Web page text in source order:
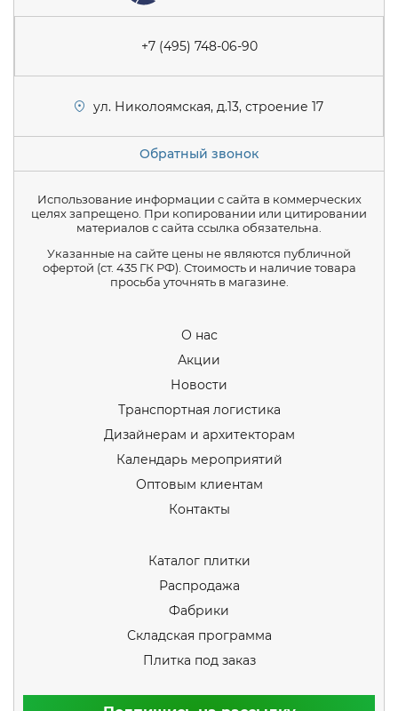
+7 (495) 748-06-90
ул. Николоямская, д.13, строение 17
Обратный звонок
Использование информации с сайта в коммерческих
целях запрещено. При копировании или цитировании
материалов с сайта ссылка обязательна.
Указанные на сайте цены не являются публичной
офертой (ст. 435 ГК РФ). Стоимость и наличие товара
просьба уточнять в магазине.
О нас
Акции
Новости
Транспортная логистика
Дизайнерам и архитекторам
Календарь мероприятий
Оптовым клиентам
Контакты
Каталог плитки
Распродажа
Фабрики
Складская программа
Плитка под заказ